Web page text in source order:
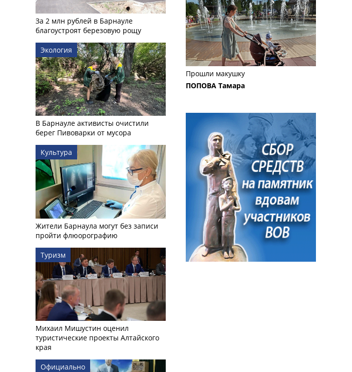
За 2 млн рублей в Барнауле
благоустроят березовую рощу
Экология
В Барнауле активисты очистили
берег Пивоварки от мусора
Культура
Жители Барнаула могут без записи
пройти флюорографию
Туризм
Михаил Мишустин оценил
туристические проекты Алтайского
края
Официально
Прошли макушку
ПОПОВА Тамара